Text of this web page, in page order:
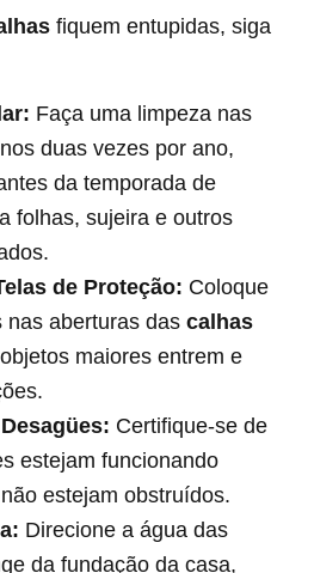
fiquem entupidas, siga
Faça uma limpeza nas
duas vezes por ano,
da temporada de
folhas, sujeira e outros
de Proteção: Coloque
nas aberturas das calhas
maiores entrem e
Certifique-se de
estejam funcionando
estejam obstruídos.
Direcione a água das
da fundação da casa,